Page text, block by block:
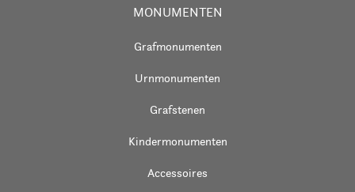
MONUMENTEN
Grafmonumenten
Urnmonumenten
Grafstenen
Kindermonumenten
Accessoires